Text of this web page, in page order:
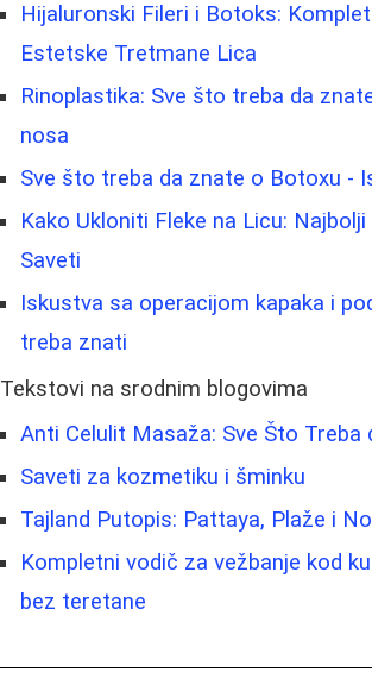
Hijaluronski Fileri i Botoks:
Estetske Tretmane Lica
Rinoplastika: Sve što treba da
nosa
Sve što treba da znate o Botoxu -
Kako Ukloniti Fleke na Licu:
Saveti
Iskustva sa operacijom kapaka i
treba znati
Tekstovi na srodnim blogovima
Anti Celulit Masaža: Sve Što Treba
Saveti za kozmetiku i šminku
Tajland Putopis: Pattaya, Plaže i
Kompletni vodič za vežbanje kod
bez teretane